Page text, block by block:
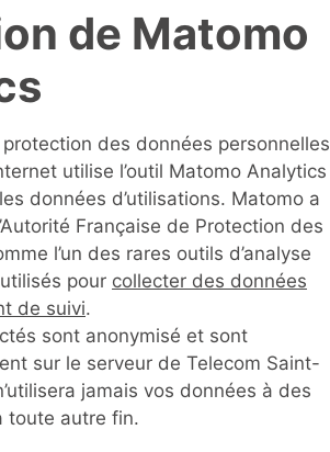
de Matomo
protection des données personnelles
utilise l’outil Matomo Analytics
données d’utilisations. Matomo a
Française de Protection des
l’un des rares outils d’analyse
pour collecter des données
de suivi.
sont anonymisé et sont
sur le serveur de Telecom Saint-
jamais vos données à des
toute autre fin.